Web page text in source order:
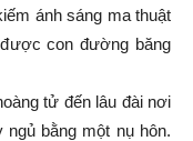
ánh sáng ma thuật
con đường băng
tử đến lâu đài nơi
bằng một nụ hôn.